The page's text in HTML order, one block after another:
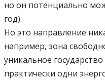
но он потенциально
год).
Но это направление
например, зона
уникальное
практически одни